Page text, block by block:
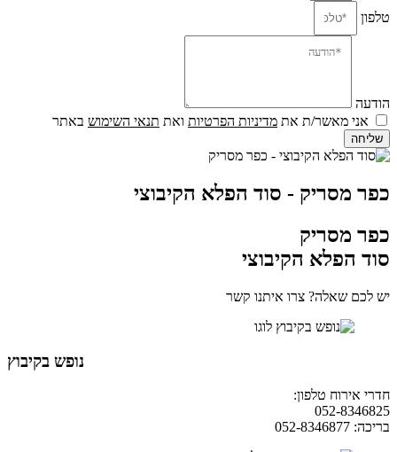
טלפון
הודעה
אני מאשר/ת את מדיניות הפרטיות ואת תנאי השימוש באתר
שליחה
כפר מסריק - סוד הפלא הקיבוצי
כפר מסריק
סוד הפלא הקיבוצי
יש לכם שאלה? צרו איתנו קשר
נופש בקיבוץ
חדרי אירוח טלפון:
052-8346825
בריכה: 052-8346877